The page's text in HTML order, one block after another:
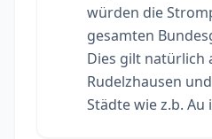
würden die
gesamten
Dies gilt natürlich
Rudelzhausen
Städte wie z.b.